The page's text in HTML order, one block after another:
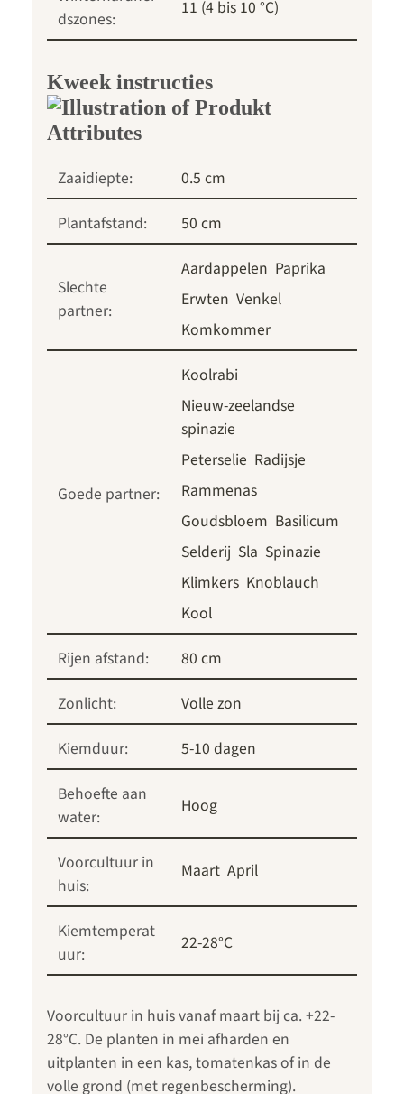
dszones:
11 (4 bis 10 °C)
Kweek instructies
Zaaidiepte:
0.5 cm
Plantafstand:
50 cm
Slechte
partner:
Aardappelen Paprika
Erwten Venkel
Komkommer
Goede partner:
Koolrabi
Nieuw-zeelandse
spinazie
Peterselie Radijsje
Rammenas
Goudsbloem Basilicum
Selderij Sla Spinazie
Klimkers Knoblauch
Kool
Rijen afstand:
80 cm
Zonlicht:
Volle zon
Kiemduur:
5-10 dagen
Behoefte aan
water:
Hoog
Voorcultuur in
huis:
Maart April
Kiemtemperat
uur:
22-28°C
Voorcultuur in huis vanaf maart bij ca. +22-
28°C. De planten in mei afharden en
uitplanten in een kas, tomatenkas of in de
volle grond (met regenbescherming).